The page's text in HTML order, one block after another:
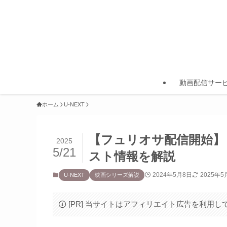
動画配信サー
ホーム U-NEXT
【フュリオサ配信開始
スト情報を解説
2025
5/21
U-NEXT 映画シリーズ解説 2024年5月8日 2025年5
[PR] 当サイトはアフィリエイト広告を利用し